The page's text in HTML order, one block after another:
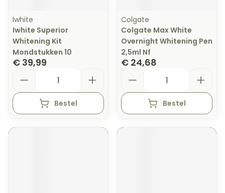
Iwhite
Iwhite Superior
Whitening Kit
Mondstukken 10
€ 39,99
Bestel
Colgate
Colgate Max White
Overnight Whitening Pen
2,5ml Nf
€ 24,68
Bestel